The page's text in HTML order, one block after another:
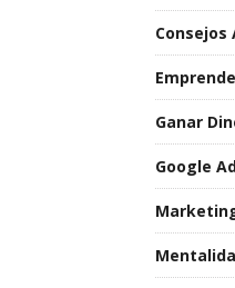
Consejos
Ganar
Google